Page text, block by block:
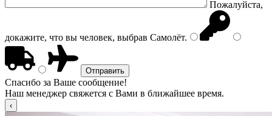
Пожалуйста,
докажите, что вы человек, выбрав Самолёт.
Спасибо за Ваше сообщение!
Наш менеджер свяжется с Вами в ближайшее время.